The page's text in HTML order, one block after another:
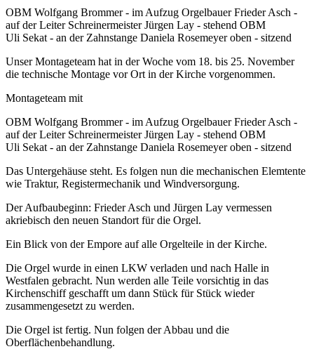
OBM Wolfgang Brommer - im Aufzug Orgelbauer Frieder Asch -
auf der Leiter Schreinermeister Jürgen Lay - stehend OBM
Uli Sekat - an der Zahnstange Daniela Rosemeyer oben - sitzend
Unser Montageteam hat in der Woche vom 18. bis 25. November
die technische Montage vor Ort in der Kirche vorgenommen.
Montageteam mit
OBM Wolfgang Brommer - im Aufzug Orgelbauer Frieder Asch -
auf der Leiter Schreinermeister Jürgen Lay - stehend OBM
Uli Sekat - an der Zahnstange Daniela Rosemeyer oben - sitzend
Das Untergehäuse steht. Es folgen nun die mechanischen Elemtente
wie Traktur, Registermechanik und Windversorgung.
Der Aufbaubeginn: Frieder Asch und Jürgen Lay vermessen
akriebisch den neuen Standort für die Orgel.
Ein Blick von der Empore auf alle Orgelteile in der Kirche.
Die Orgel wurde in einen LKW verladen und nach Halle in
Westfalen gebracht. Nun werden alle Teile vorsichtig in das
Kirchenschiff geschafft um dann Stück für Stück wieder
zusammengesetzt zu werden.
Die Orgel ist fertig. Nun folgen der Abbau und die
Oberflächenbehandlung.